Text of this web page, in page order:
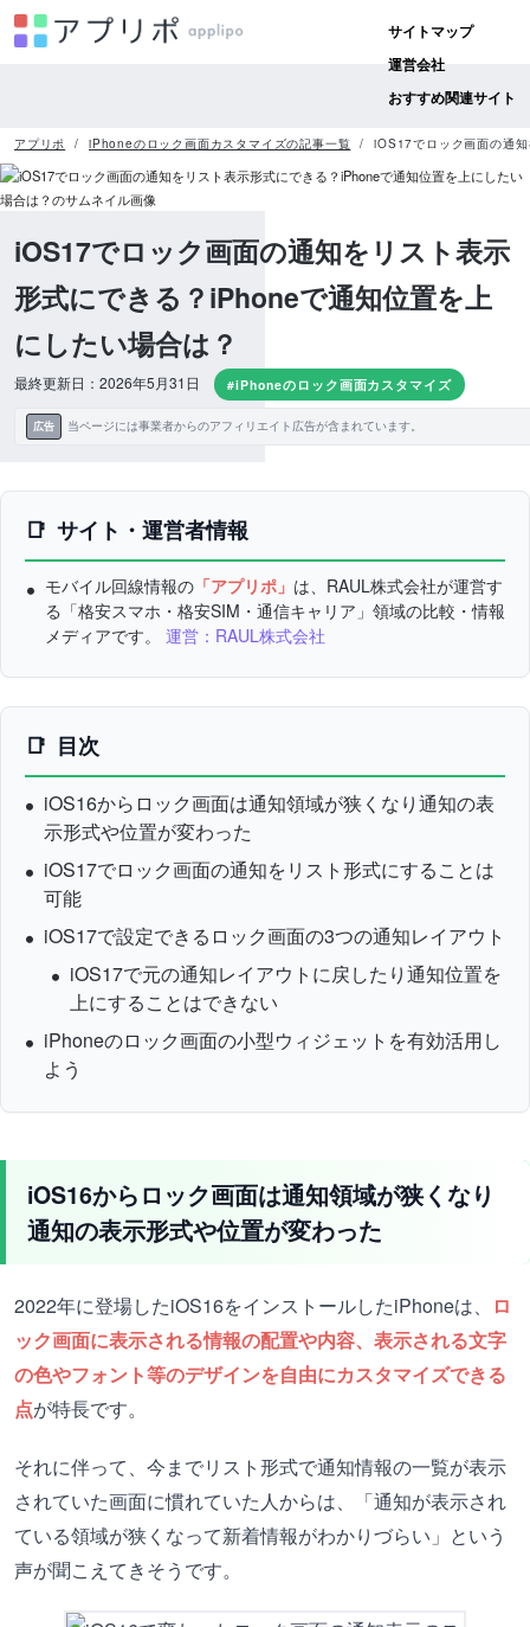
サイトマップ
運営会社
おすすめ関連サイト
アプリポ iPhoneのロック画面カスタマイズの記事一覧 iOS17でロック画面の通
iOS17でロック画面の通知をリスト表示
形式にできる？iPhoneで通知位置を上
にしたい場合は？
最終更新日：2026年5月31日 #iPhoneのロック画面カスタマイズ
広告 当ページには事業者からのアフィリエイト広告が含まれています。
サイト・運営者情報
モバイル回線情報の 「アプリポ」 は、RAUL株式会社が運営す
る「格安スマホ・格安SIM・通信キャリア」領域の比較・情報
メディアです。 運営：RAUL株式会社
目次
iOS16からロック画面は通知領域が狭くなり通知の表
示形式や位置が変わった
iOS17でロック画面の通知をリスト形式にすることは
可能
iOS17で設定できるロック画面の3つの通知レイアウト
iOS17で元の通知レイアウトに戻したり通知位置を
上にすることはできない
iPhoneのロック画面の小型ウィジェットを有効活用し
よう
iOS16からロック画面は通知領域が狭くなり
通知の表示形式や位置が変わった
2022年に登場したiOS16をインストールしたiPhoneは、
ロ
ック画面に表示される情報の配置や内容、表示される文字
の色やフォント等のデザインを自由にカスタマイズできる
点が特長です。
それに伴って、今までリスト形式で通知情報の一覧が表示
されていた画面に慣れていた人からは、「通知が表示され
ている領域が狭くなって新着情報がわかりづらい」という
声が聞こえてきそうです。